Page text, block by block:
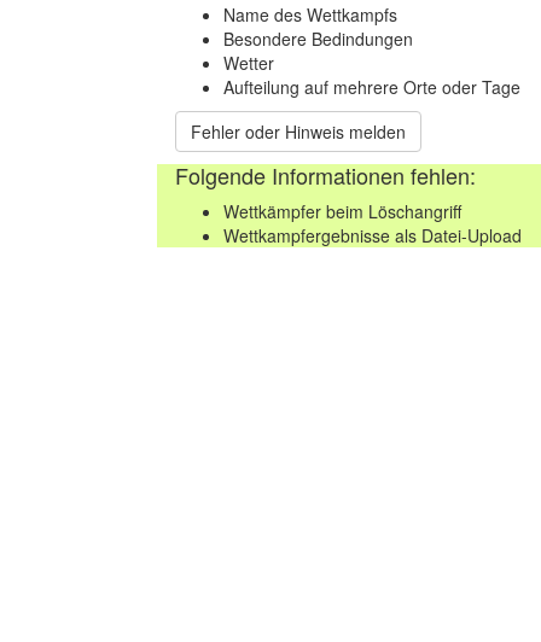
Name des Wettkampfs
Besondere Bedindungen
Wetter
Aufteilung auf mehrere Orte oder Tage
Fehler oder Hinweis melden
Folgende Informationen fehlen:
Wettkämpfer beim Löschangriff
Wettkampfergebnisse als Datei-Upload